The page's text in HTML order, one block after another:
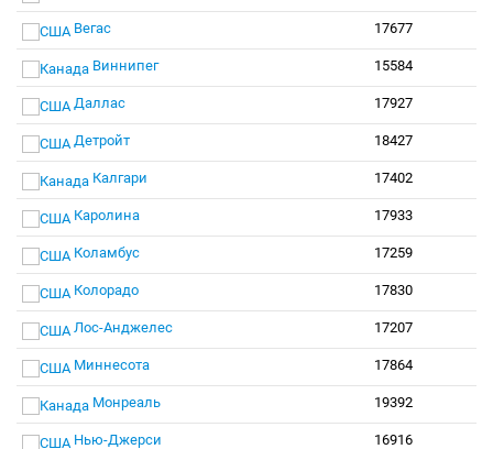
Вегас 17677
Виннипег 15584
Даллас 17927
Детройт 18427
Калгари 17402
Каролина 17933
Коламбус 17259
Колорадо 17830
Лос-Анджелес 17207
Миннесота 17864
Монреаль 19392
Нью-Джерси 16916